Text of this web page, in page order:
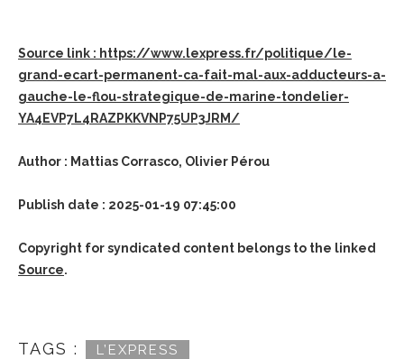
Source link : https://www.lexpress.fr/politique/le-
grand-ecart-permanent-ca-fait-mal-aux-adducteurs-a-
gauche-le-flou-strategique-de-marine-tondelier-
YA4EVP7L4RAZPKKVNP75UP3JRM/
Author : Mattias Corrasco, Olivier Pérou
Publish date : 2025-01-19 07:45:00
Copyright for syndicated content belongs to the linked
Source.
TAGS : L’EXPRESS